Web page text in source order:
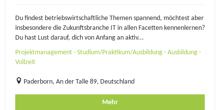
Du findest betriebswirtschaftliche Themen spannend, möchtest aber
insbesondere die Zukunftsbranche IT in allen Facetten kennenlernen?
Du hast Lust darauf, dich von Anfang an aktiv...
Projektmanagement - Studium/Praktikum/Ausbildung - Ausbildung -
Vollzeit
Paderborn, An der Talle 89, Deutschland
Mehr